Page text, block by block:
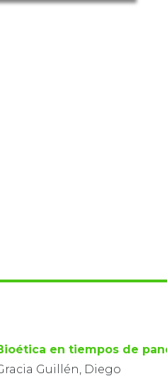
en tiempos de
Guillén, Diego